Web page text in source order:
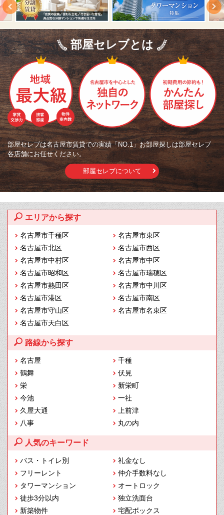
部屋セレブとは
部屋セレブは名古屋市賃貸での実績「NO.1」お部屋探しは部屋セレブ
各店舗にお任せください。
部屋セレブについて
エリアから探す
名古屋市千種区
名古屋市東区
名古屋市北区
名古屋市西区
名古屋市中村区
名古屋市中区
名古屋市昭和区
名古屋市瑞穂区
名古屋市熱田区
名古屋市中川区
名古屋市港区
名古屋市南区
名古屋市守山区
名古屋市名東区
名古屋市天白区
路線から探す
名古屋
千種
鶴舞
伏見
栄
新栄町
今池
一社
久屋大通
上前津
八事
丸の内
人気のキーワード
バス・トイレ別
礼金なし
フリーレント
仲介手数料なし
タワーマンション
オートロック
徒歩3分以内
独立洗面台
新築物件
宅配ボックス